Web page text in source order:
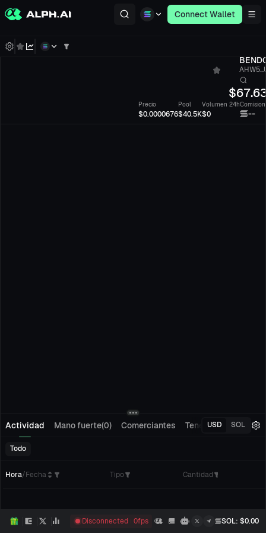
Connect Wallet
$
Precio
$0.0000676
Pool
$40.5K
Volumen 24h
$0 --
Actividad Mano fuerte(0) Comerciantes Tenedores(0)
USD SOL
Todo
Hora/Fecha Tipo Cantidad
Disconnected 0fps SOL: $0.00